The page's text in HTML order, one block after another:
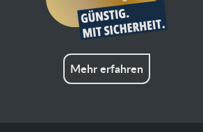
Mehr erfahren